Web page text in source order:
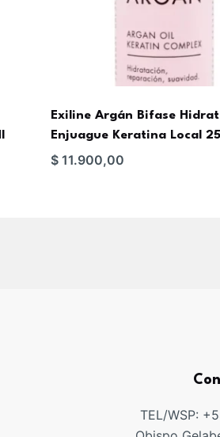
Exiline Argán Bifase
Enjuague Keratina Local
$11.900,00
TEL/WSP: